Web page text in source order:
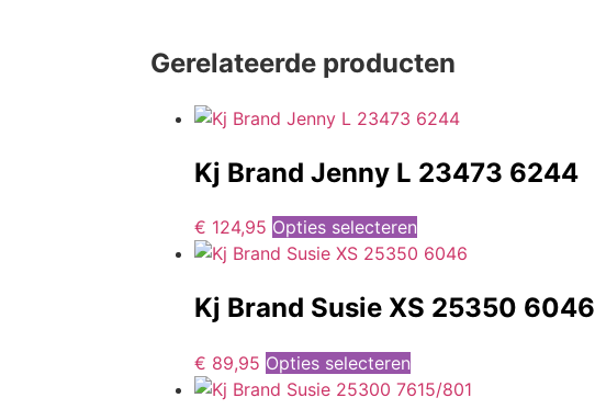
Gerelateerde producten
Kj Brand Jenny L 23473 6244
€ 124,95 Opties selecteren
Kj Brand Susie XS 25350 6046
€ 89,95 Opties selecteren